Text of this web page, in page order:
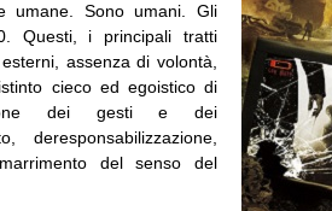
umane. Sono umani. Gli
Questi, i principali tratti
assenza di volontà,
cieco ed egoistico di
dei gesti e dei
deresponsabilizzazione,
del senso del